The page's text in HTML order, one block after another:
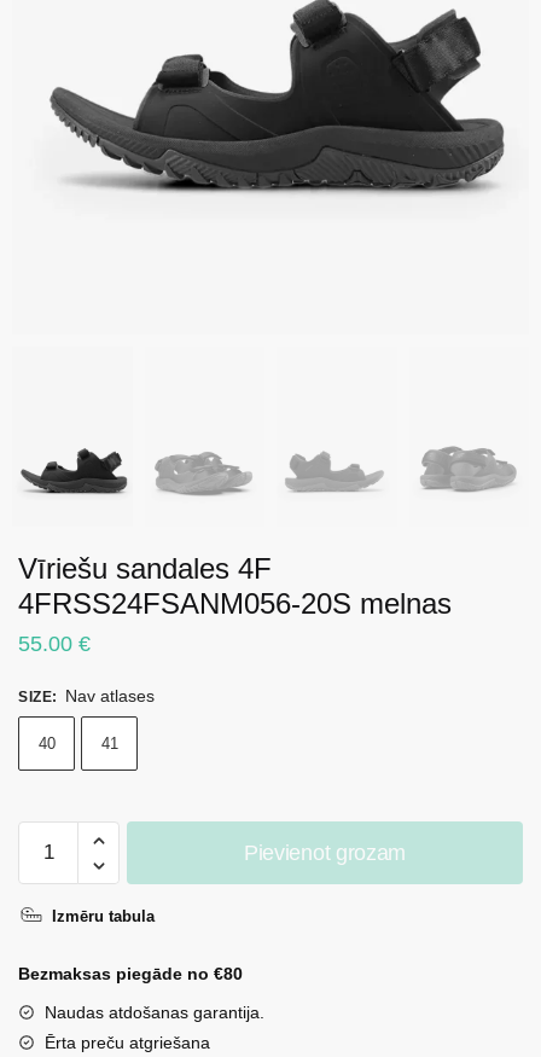
Vīriešu sandales 4F
4FRSS24FSANM056-20S melnas
55.00 €
SIZE: Nav atlases
40 41
sandales
4FRSS24FSANM056-
melnas
daudzums
Pievienot grozam
Izmēru tabula
Bezmaksas piegāde no €80
Naudas atdošanas garantija.
Ērta preču atgriešana